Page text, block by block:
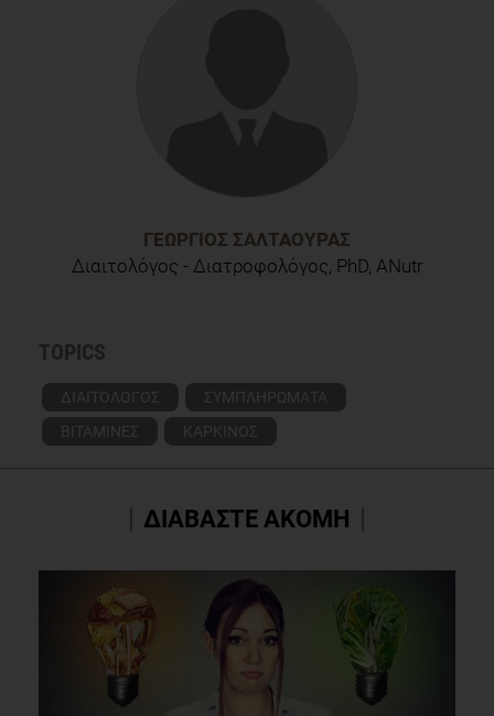
ΓΕΏΡΓΙΟΣ ΣΑΛΤΑΟΎΡΑΣ
Διαιτολόγος - Διατροφολόγος, PhD, ANutr
TOPICS
ΔΙΑΙΤΟΛΟΓΟΣ
ΣΥΜΠΛΗΡΩΜΑΤΑ
ΒΙΤΑΜΙΝΕΣ
ΚΑΡΚΙΝΟΣ
ΔΙΑΒΑΣΤΕ ΑΚΟΜΗ